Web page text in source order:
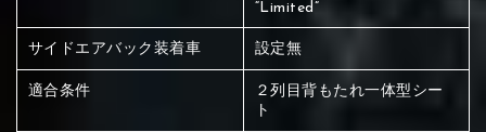
赤く塗られている場所を選択
“Limited”
サイドエアバック装着車 設定無
適合条件
２列目背もたれ一体型シー
ト